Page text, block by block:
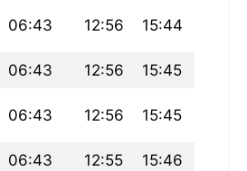
06:43 12:56 15:44
06:43 12:56 15:45
06:43 12:56 15:45
06:43 12:55 15:46